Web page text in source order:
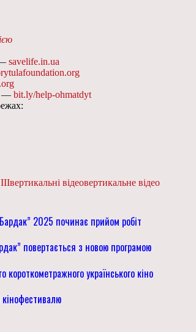
savelife.in.ua
— bit.ly/help-ohmatdyt
вертикальні відеовертикальне відео
2025 починає прийом робіт
повертається з новою програмою
українського кіно